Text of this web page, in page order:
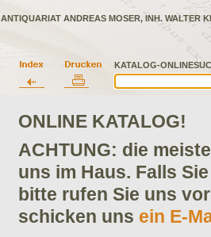
KATALOG-
ANTIQUARIAT ANDREAS MOSER, INH. WALTER
ONLINE KATALOG!
ACHTUNG: die
uns im Haus. Falls
bitte rufen Sie uns
schicken uns ein E-